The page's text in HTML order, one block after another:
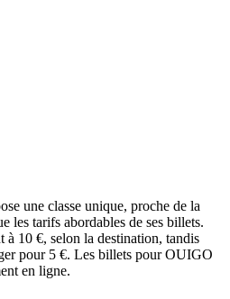
une classe unique, proche de la
les tarifs abordables de ses billets.
à 10 €, selon la destination, tandis
pour 5 €. Les billets pour OUIGO
en ligne.